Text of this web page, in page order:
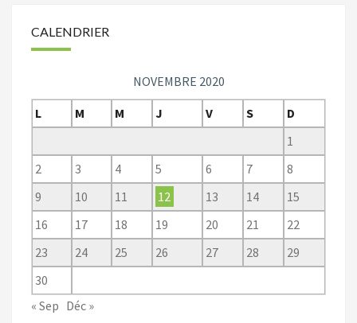
CALENDRIER
NOVEMBRE 2020
L
M M J V S
D
1
2
3 4 5 6 7
8
9
10 11 12 13 14
15
16
17 18 19 20 21
22
23
24 25 26 27 28
29
30
« Sep Déc »